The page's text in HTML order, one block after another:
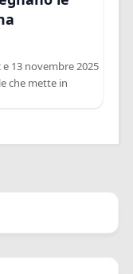
13 novembre 2025
che mette in